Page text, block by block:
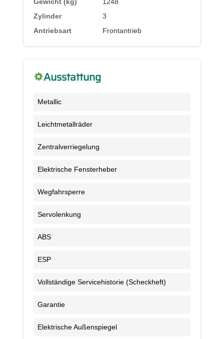
Zylinder
3
Antriebsart
Frontantrieb
Ausstattung
Metallic
Leichtmetallräder
Zentralverriegelung
Elektrische Fensterheber
Wegfahrsperre
Servolenkung
ABS
ESP
Vollständige Servicehistorie (Scheckheft)
Garantie
Elektrische Außenspiegel